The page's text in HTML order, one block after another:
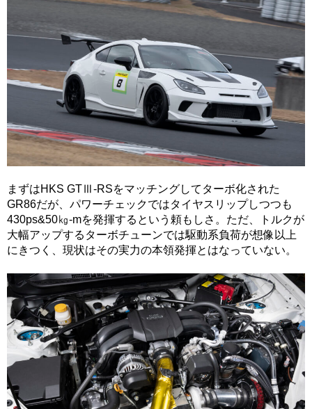
まずはHKS GTⅢ-RSをマッチングしてターボ化された
GR86だが、パワーチェックではタイヤスリップしつつも
430ps&50㎏-mを発揮するという頼もしさ。ただ、トルクが
大幅アップするターボチューンでは駆動系負荷が想像以上
にきつく、現状はその実力の本領発揮とはなっていない。